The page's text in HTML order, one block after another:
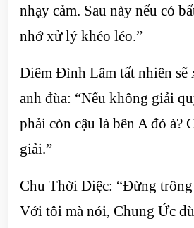
nhạy cảm. Sau này nếu có
nhớ xử lý khéo léo.”
Diêm Đình Lâm tất nhiên sẽ
anh đùa: “Nếu không giải
phải còn cậu là bên A đó à?
giải.”
Chu Thời Diệc: “Đừng
Với tôi mà nói, Chung Ức